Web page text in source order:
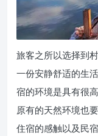
旅客之所以选择到
一份安静舒适的生
宿的环境是具有很
原有的天然环境也
住宿的感触以及民